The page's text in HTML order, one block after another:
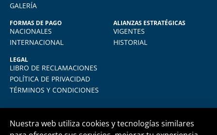
GALERÍA
FORMAS DE PAGO
NACIONALES
INTERNACIONAL
ALIANZAS ESTRATÉGICAS
VIGENTES
HISTORIAL
LEGAL
LIBRO DE RECLAMACIONES
POLÍTICA DE PRIVACIDAD
TÉRMINOS Y CONDICIONES
Nuestra web utiliza cookies y tecnologías similares